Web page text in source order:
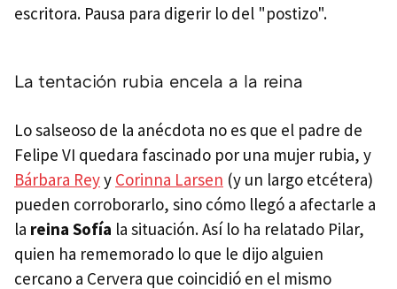
escritora. Pausa para digerir lo del "postizo".
La tentación rubia encela a la reina
Lo salseoso de la anécdota no es que el padre de
Felipe VI quedara fascinado por una mujer rubia, y
Bárbara Reyy Corinna Larsen (y un largo etcétera)
pueden corroborarlo, sino cómo llegó a afectarle a
la reina Sofía la situación. Así lo ha relatado Pilar,
quien ha rememorado lo que le dijo alguien
cercano a Cervera que coincidió en el mismo